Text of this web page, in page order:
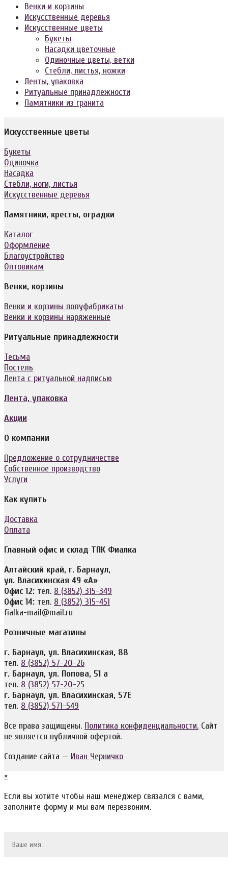
Венки и корзины
Искусственные деревья
Искусственные цветы
Букеты
Насадки цветочные
Одиночные цветы, ветки
Стебли, листья, ножки
Ленты, упаковка
Ритуальные принадлежности
Памятники из гранита
Искусственные цветы
Букеты
Одиночка
Насадка
Стебли, ноги, листья
Искусственные деревья
Памятники, кресты, оградки
Каталог
Оформление
Благоустройство
Оптовикам
Венки, корзины
Венки и корзины полуфабрикаты
Венки и корзины наряженные
Ритуальные принадлежности
Тесьма
Постель
Лента с ритуальной надписью
Лента, упаковка
Акции
О компании
Предложение о сотрудничестве
Собственное производство
Услуги
Как купить
Доставка
Оплата
Главный офис и склад ТПК Фиалка
Алтайский край, г. Барнаул,
ул. Власихинская 49 «А»
Офис 12: тел. 8 (3852) 315-349
Офис 14: тел. 8 (3852) 315-451
fialka-mail@mail.ru
Розничные магазины
г. Барнаул, ул. Власихинская, 88
тел. 8 (3852) 57-20-26
г. Барнаул, ул. Попова, 51 а
тел. 8 (3852) 57-20-25
г. Барнаул, ул. Власихинская, 57Е
тел. 8 (3852) 571-549
Все права защищены. Политика конфиденциальности. Сайт
не является публичной офертой.
Создание сайта — Иван Черничко
×
Если вы хотите чтобы наш менеджер связался с вами,
заполните форму и мы вам перезвоним.